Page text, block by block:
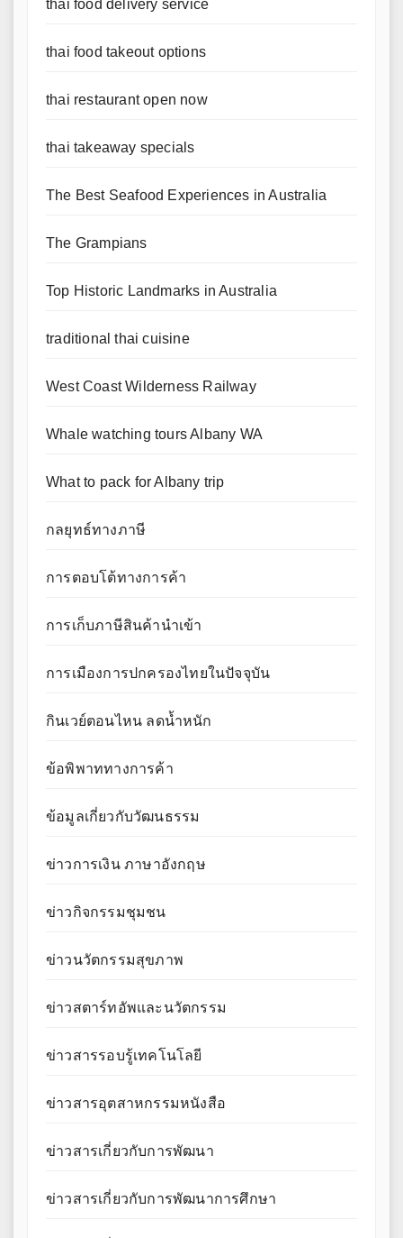
thai food delivery service
thai food takeout options
thai restaurant open now
thai takeaway specials
The Best Seafood Experiences in Australia
The Grampians
Top Historic Landmarks in Australia
traditional thai cuisine
West Coast Wilderness Railway
Whale watching tours Albany WA
What to pack for Albany trip
กลยุทธ์ทางภาษี
การตอบโต้ทางการค้า
การเก็บภาษีสินค้านำเข้า
การเมืองการปกครองไทยในปัจจุบัน
กินเวย์ตอนไหน ลดน้ำหนัก
ข้อพิพาททางการค้า
ข้อมูลเกี่ยวกับวัฒนธรรม
ข่าวการเงิน ภาษาอังกฤษ
ข่าวกิจกรรมชุมชน
ข่าวนวัตกรรมสุขภาพ
ข่าวสตาร์ทอัพและนวัตกรรม
ข่าวสารรอบรู้เทคโนโลยี
ข่าวสารอุตสาหกรรมหนังสือ
ข่าวสารเกี่ยวกับการพัฒนา
ข่าวสารเกี่ยวกับการพัฒนาการศึกษา